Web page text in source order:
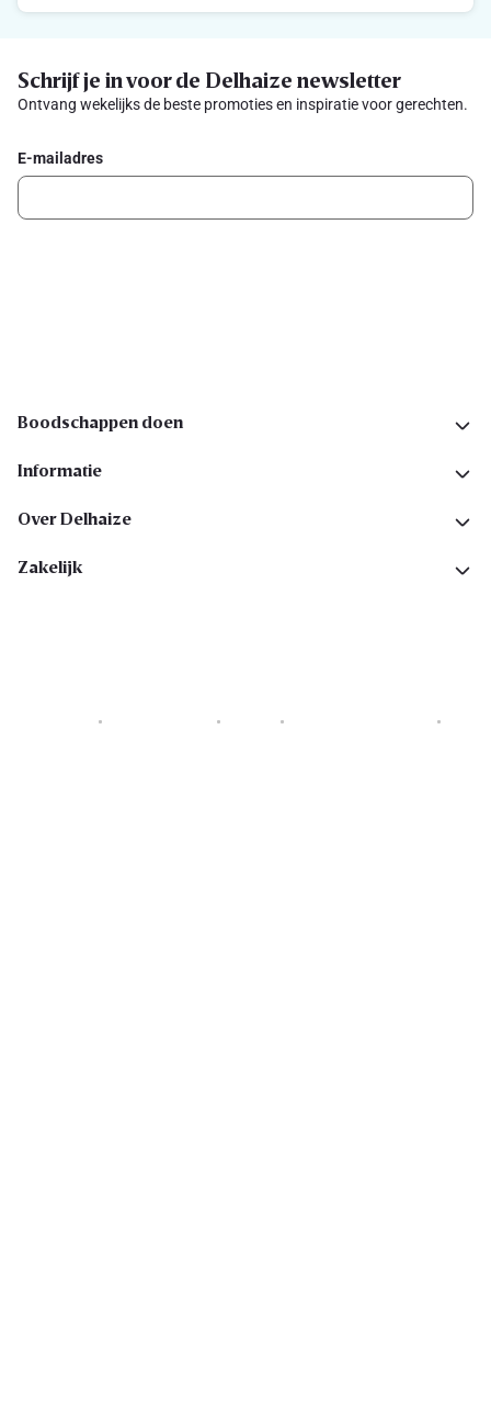
Schrijf je in voor de Delhaize newsletter
Ontvang wekelijks de beste promoties en inspiratie voor gerechten.
E-mailadres
Boodschappen doen
Informatie
Over Delhaize
Zakelijk